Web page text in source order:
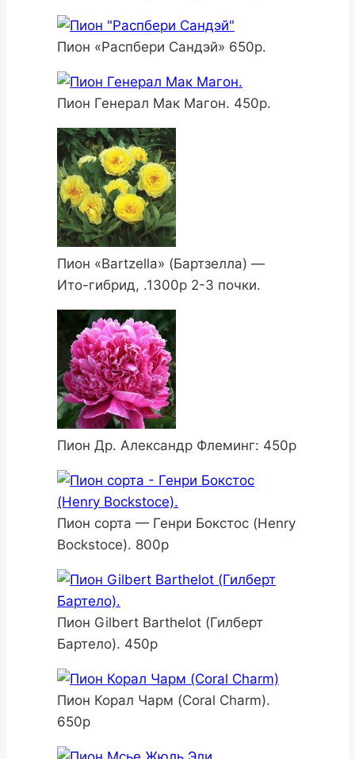
Пион «Распбери Сандэй» 650р.
Пион Генерал Мак Магон. 450р.
Пион «Bartzella» (Бартзелла) —
Ито-гибрид, .1300р 2-3 почки.
Пион Др. Александр Флеминг: 450р
Пион сорта — Генри Бокстос (Henry
Bockstoce). 800р
Пион Gilbert Barthelot (Гилберт
Бартело). 450р
Пион Корал Чарм (Coral Charm).
650р